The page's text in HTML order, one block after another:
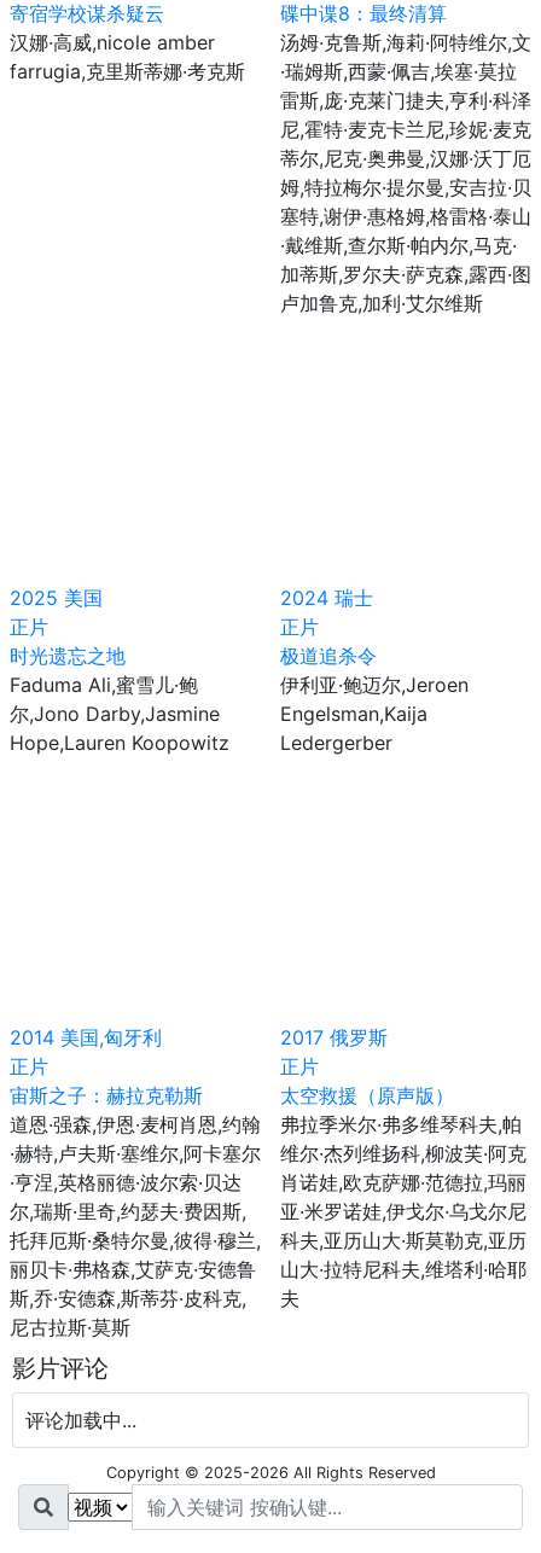
寄宿学校谋杀疑云
汉娜·高威,nicole amber
farrugia,克里斯蒂娜·考克斯
碟中谍8：最终清算
汤姆·克鲁斯,海莉·阿特维尔,文
·瑞姆斯,西蒙·佩吉,埃塞·莫拉
雷斯,庞·克莱门捷夫,亨利·科泽
尼,霍特·麦克卡兰尼,珍妮·麦克
蒂尔,尼克·奥弗曼,汉娜·沃丁厄
姆,特拉梅尔·提尔曼,安吉拉·贝
塞特,谢伊·惠格姆,格雷格·泰山
·戴维斯,查尔斯·帕内尔,马克·
加蒂斯,罗尔夫·萨克森,露西·图
卢加鲁克,加利·艾尔维斯
2025 美国
正片
时光遗忘之地
Faduma Ali,蜜雪儿·鲍
尔,Jono Darby,Jasmine
Hope,Lauren Koopowitz
2024 瑞士
正片
极道追杀令
伊利亚·鲍迈尔,Jeroen
Engelsman,Kaija
Ledergerber
2014 美国,匈牙利
正片
宙斯之子：赫拉克勒斯
道恩·强森,伊恩·麦柯肖恩,约翰
·赫特,卢夫斯·塞维尔,阿卡塞尔
·亨涅,英格丽德·波尔索·贝达
尔,瑞斯·里奇,约瑟夫·费因斯,
托拜厄斯·桑特尔曼,彼得·穆兰,
丽贝卡·弗格森,艾萨克·安德鲁
斯,乔·安德森,斯蒂芬·皮科克,
尼古拉斯·莫斯
2017 俄罗斯
正片
太空救援（原声版）
弗拉季米尔·弗多维琴科夫,帕
维尔·杰列维扬科,柳波芙·阿克
肖诺娃,欧克萨娜·范德拉,玛丽
亚·米罗诺娃,伊戈尔·乌戈尔尼
科夫,亚历山大·斯莫勒克,亚历
山大·拉特尼科夫,维塔利·哈耶
夫
影片评论
评论加载中...
Copyright © 2025-2026 All Rights Reserved